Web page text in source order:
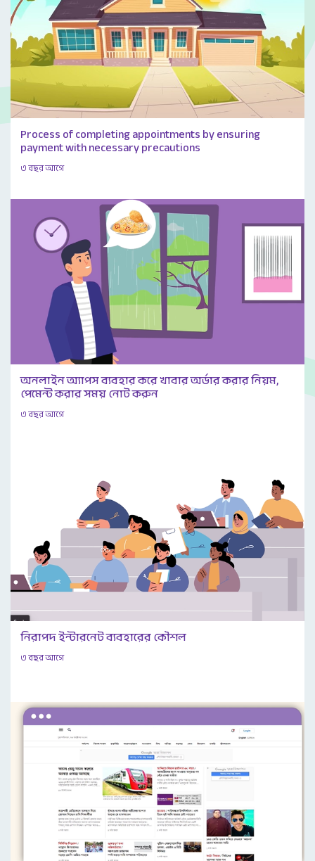
Process of completing appointments by ensuring
payment with necessary precautions
৩ বছর আগে
অনলাইন অ্যাপস ব্যবহার করে খাবার অর্ডার করার নিয়ম,
পেমেন্ট করার সময় নোট করুন
৩ বছর আগে
নিরাপদ ইন্টারনেট ব্যবহারের কৌশল
৩ বছর আগে